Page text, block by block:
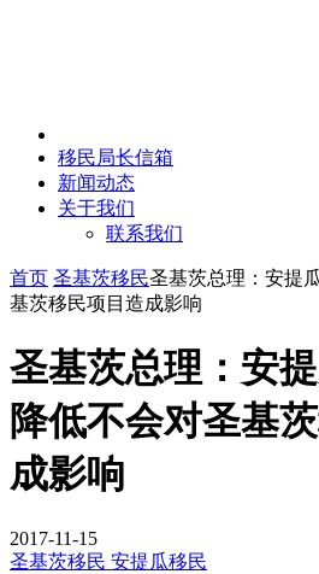
移民局长信箱
新闻动态
关于我们
联系我们
首页 圣基茨移民圣基茨总理：安提
基茨移民项目造成影响
圣基茨总理：安
降低不会对圣基
成影响
2017-11-15
圣基茨移民 安提瓜移民